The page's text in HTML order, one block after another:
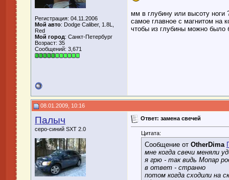
Регистрация: 04.11.2006
Мой авто: Dodge Caliber, 1.8L,
Red
Мой город: Санкт-Петербург
Возраст: 35
Сообщений: 3,671
мм в глубину или высоту ноги
самое главное с магнитом на
чтобы из глубины можно было
08.01.2009, 10:16
Палыч
серо-синий SXT 2.0
Ответ: замена свечей
Цитата:
Сообщение от OtherDima
мне когда свечи меняли
я грю - так видь Мопар
в ответ - странно
потом когда сходили на